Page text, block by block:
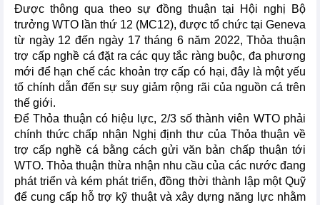
Được thông qua theo sự đồng thuận tại Hội nghị Bộ
trưởng WTO lần thứ 12 (MC12), được tổ chức tại Geneva
từ ngày 12 đến ngày 17 tháng 6 năm 2022, Thỏa thuận
trợ cấp nghề cá đặt ra các quy tắc ràng buộc, đa phương
mới để hạn chế các khoản trợ cấp có hại, đây là một yếu
tố chính dẫn đến sự suy giảm rộng rãi của nguồn cá trên
thế giới.
Để Thỏa thuận có hiệu lực, 2/3 số thành viên WTO phải
chính thức chấp nhận Nghị định thư của Thỏa thuận về
trợ cấp nghề cá bằng cách gửi văn bản chấp thuận tới
WTO. Thỏa thuận thừa nhận nhu cầu của các nước đang
phát triển và kém phát triển, đồng thời thành lập một Quỹ
để cung cấp hỗ trợ kỹ thuật và xây dựng năng lực nhằm